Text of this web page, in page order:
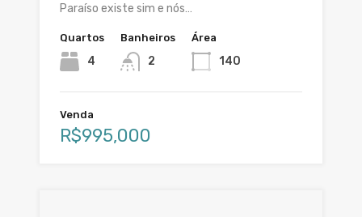
Paraíso existe sim e nós…
Quartos
4
Banheiros
2
Área
140
Venda
R$995,000